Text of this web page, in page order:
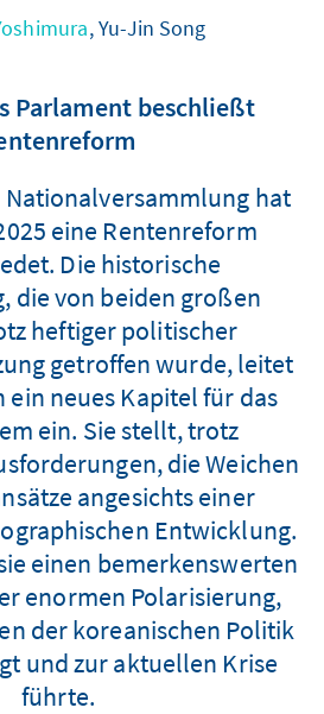
, Yu-Jin Song
Parlament beschließt
Nationalversammlung hat
eine Rentenreform
Die historische
die von beiden großen
heftiger politischer
getroffen wurde, leitet
ein neues Kapitel für das
ein. Sie stellt, trotz
die Weichen
angesichts einer
Entwicklung.
einen bemerkenswerten
enormen Polarisierung,
der koreanischen Politik
und zur aktuellen Krise
führte.